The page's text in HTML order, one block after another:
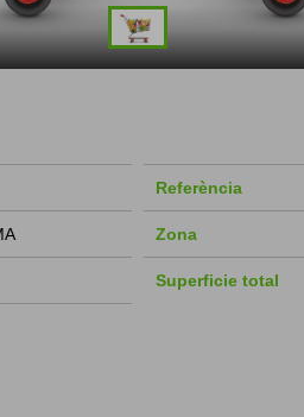
Referència
Zona
Superficie total